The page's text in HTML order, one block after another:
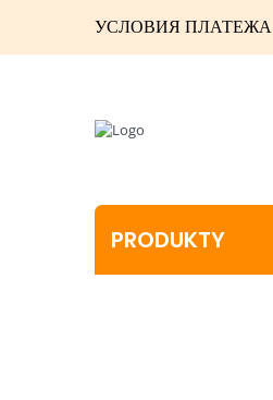
УСЛОВИЯ ПЛАТЕЖА
PRODUKTY